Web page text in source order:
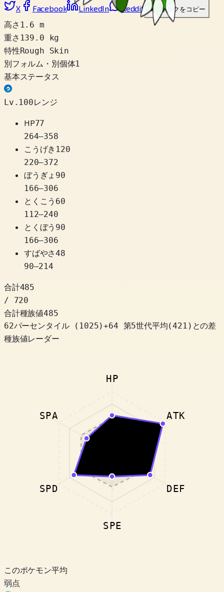
X
Facebook LinkedIn Reddit リンクをコピー
高さ 1.6 m
重さ 139.0 kg
特性Rough Skin
別フォルム・別個体1
基本ステータス
Lv.100レンジ
HP77
264–358
こうげき 120
220–372
ぼうぎょ 90
166–306
とくこう 60
112–240
とくぼう 90
166–306
すばやさ48
90–214
合計485
/ 720
合計種族値485
62パーセンタイル
( 1025)+64 第5世代平均(421)との差
種族値レーダー
HP
ATK
DEF
SPE
SPD
SPA
このポケモン平均
弱点